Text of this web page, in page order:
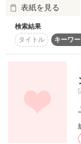
応援してくださ
また、書籍化の
どうぞ、よろし
◎書籍化に伴い
試し読み公開と
×
クールな鉄仮面
衣川　要（きぬ
「私、衣川課長
私の思い……届
表紙を見る
「この前、合コ
「…え」
…こんな運命的
検索結果
タイトル
キーワ
[